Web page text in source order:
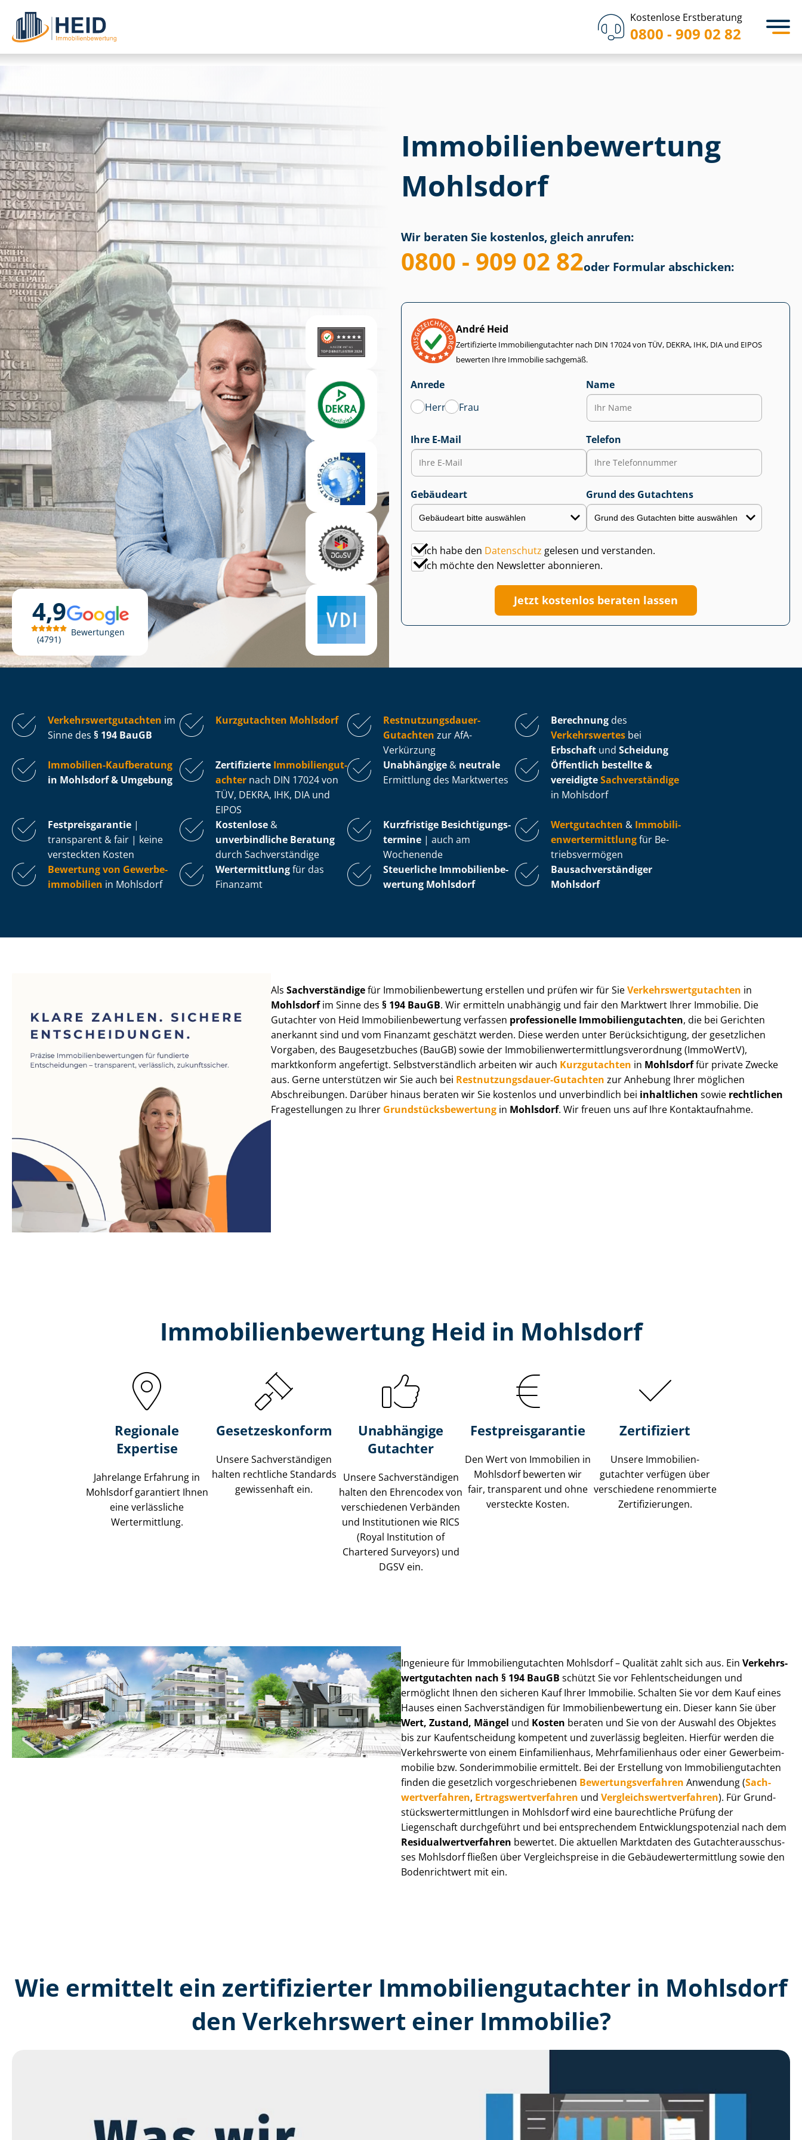
Kostenlose Erstberatung
0800 - 909 02 82
4,9
4791
Bewertungen
Immobilien­bewertung
Mohlsdorf
Wir beraten Sie kostenlos, gleich anrufen:
0800 - 909 02 82oder Formular abschicken:
André Heid
Zertifizierte Im­mo­bi­li­en­gut­ach­ter nach DIN 17024 von TÜV, DEKRA, IHK, DIA und EIPOS
bewerten Ihre Immobilie sachgemäß.
Anrede
Herr
Frau
Name
Ihre E-Mail Telefon
Gebäudeart Grund des Gutachtens
Ich habe den Datenschutz gelesen und verstanden.
Ich möchte den Newsletter abonnieren.
Jetzt kostenlos beraten lassen
Ver­kehrs­wert­gut­ach­ten im
Sinne des § 194 BauGB
Kurzgutachten Mohlsdorf
Rest­nut­zungs­dau­er-
Gutachten zur AfA-
Verkürzung
Berechnung des
Verkehrswertes bei
Erbschaft und Scheidung
Immobilien-Kaufberatung
in Mohlsdorf & Umgebung
Zertifizierte Im­mo­bi­li­en­gut­
ach­ter nach DIN 17024 von
TÜV, DEKRA, IHK, DIA und
EIPOS
Unabhängige & neutrale
Ermittlung des Marktwertes
Öffentlich bestellte &
vereidigteSachverständige
in Mohlsdorf
Fest­preis­ga­ran­tie |
transparent & fair | keine
versteckten Kosten
Kostenlose &
unverbindliche Beratung
durch Sachverständige
Kurzfristige Be­sich­ti­gungs­
ter­mi­ne | auch am
Wochenende
Wertgutachten & Im­mo­bi­li­
en­wert­ermitt­lungfür Be­
triebs­ver­mö­gen
Bewertung von Ge­wer­be­
im­mo­bi­li­en in Mohlsdorf
Wertermittlungfür das
Finanzamt
Steuerliche Im­mo­bi­li­en­be­
wer­tung Mohlsdorf
Bau­sach­ver­stän­di­ger
Mohlsdorf
AlsSachverständigefür Im­mo­bi­li­en­be­wer­tung erstellen und prüfen wir für SieVer­kehrs­wert­gut­ach­ten in
Mohlsdorfim Sinne des§ 194 BauGB. Wir ermitteln unabhängig und fair den Marktwert Ihrer Immobilie. Die
Gutachter von Heid Im­mo­bi­li­en­be­wer­tung verfassen professionelle Im­mo­bi­li­en­gut­ach­ten, die bei Gerichten
anerkannt sind und vom Finanzamt geschätzt werden. Diese werden unter Be­rück­sich­ti­gung, der gesetzlichen
Vorgaben, des Baugesetzbuches (BauGB) sowie der Im­mo­bi­li­en­wert­ermitt­lungs­ver­ord­nung (ImmoWertV),
marktkonform angefertigt. Selbst­ver­ständ­lich arbeiten wir auch Kurzgutachten in Mohlsdorffür private Zwecke
aus. Gerne unterstützen wir Sie auch bei Rest­nut­zungs­dau­er-Gutachten zur Anhebung Ihrer möglichen
Abschreibungen. Darüber hinaus beraten wir Sie kostenlos und unverbindlich bei inhaltlichen sowie rechtlichen
Fragestellungen zu Ihrer Grund­stücks­be­wer­tung in Mohlsdorf. Wir freuen uns auf Ihre Kontaktaufnahme.
Immobilien­bewertung Heid in Mohlsdorf
Regionale
Expertise
Jahrelange Erfahrung in
Mohlsdorf garantiert Ihnen
eine verlässliche
Wertermittlung.
Gesetzes­konform
Unsere Sach­ver­stän­di­gen
halten rechtliche Standards
gewissenhaft ein.
Unabhängige
Gutachter
Unsere Sach­ver­stän­di­gen
halten den Ehrencodex von
verschiedenen Verbänden
und Institutionen wie RICS
(Royal Institution of
Chartered Surveyors) und
DGSV ein.
Festpreis​garantie
Den Wert von Immobilien in
Mohlsdorf bewerten wir
fair, transparent und ohne
versteckte Kosten.
Zertifiziert
Unsere Immobilien­
gutachter verfügen über
verschiedene renommierte
Zer­ti­fi­zie­run­gen.
Ingenieure für Im­mo­bi­li­en­gut­ach­ten Mohlsdorf – Qualität zahlt sich aus. Ein Ver­kehrs­
wert­gut­ach­ten nach § 194 BauGB schützt Sie vor Fehl­ent­schei­dun­gen und
ermöglicht Ihnen den sicheren Kauf Ihrer Immobilie. Schalten Sie vor dem Kauf eines
Hauses einen Sach­ver­stän­di­gen für Im­mo­bi­li­en­be­wer­tung ein. Dieser kann Sie über
Wert, Zustand, Mängel und Kosten beraten und Sie von der Auswahl des Objektes
bis zur Kauf­ent­schei­dung kompetent und zuverlässig begleiten. Hierfür werden die
Verkehrswerte von einem Einfamilienhaus, Mehr­fa­mi­li­en­haus oder einer Ge­wer­be­im­
mo­bi­lie bzw. Sonderimmobilie ermittelt. Bei der Erstellung von Im­mo­bi­li­en­gut­ach­ten
finden die gesetzlich vor­ge­schrie­be­nen Be­wer­tungs­ver­fah­ren Anwendung (Sach­
wert­ver­fah­ren, Er­trags­wert­ver­fah­ren und Ver­gleichs­wert­ver­fah­ren). Für Grund­
stücks­wert­ermitt­lun­gen in Mohlsdorf wird eine baurechtliche Prüfung der
Liegenschaft durchgeführt und bei entsprechendem Ent­wick­lungs­po­ten­zi­al nach dem
Re­si­du­al­wert­ver­fah­ren bewertet. Die aktuellen Marktdaten des Gut­ach­ter­aus­schus­
ses Mohlsdorf fließen über Ver­gleichs­prei­se in die Ge­bäu­de­wert­ermitt­lung sowie den
Bodenrichtwert mit ein.
Wie ermittelt ein zertifizierter Immobilien­gutachter in Mohlsdorf
den Verkehrswert einer Immobilie?